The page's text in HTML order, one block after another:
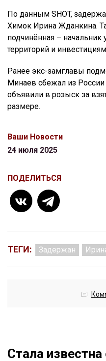
По данным SHOT,
Химок Ирина Жданкина.
подчинённая –
территорий и
Ранее экс-замглавы
Минаев сбежал из России
объявили в розыск за
размере.
Ваши Новости
24 июля 2025
ПОДЕЛИТЬСЯ
ТЕГИ: Задержан
Стала